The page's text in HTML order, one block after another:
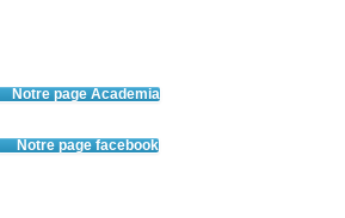
Notre page Academia
Notre page facebook